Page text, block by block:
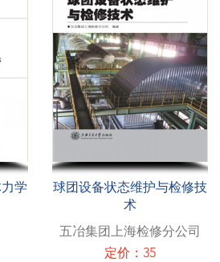
学
球团设备状态维护与检修技
术
五冶集团上海检修分公司
定价：35